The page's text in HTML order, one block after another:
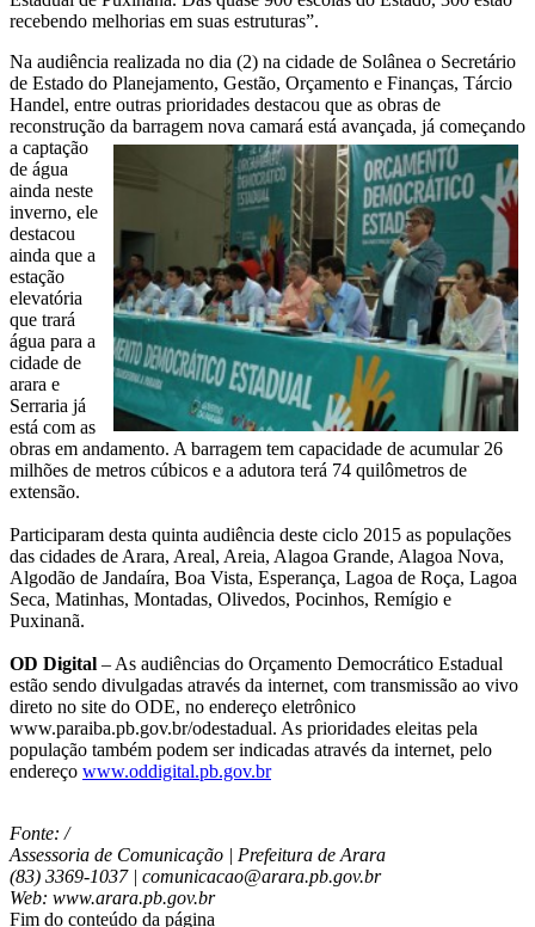
recebendo melhorias em suas estruturas”.
Na audiência realizada no dia (2) na cidade de Solânea o Secretário
de Estado do Planejamento, Gestão, Orçamento e Finanças, Tárcio
Handel, entre outras prioridades destacou que as obras de
reconstrução da barragem nova camará está avançada, já começando
a captação
de água
ainda neste
inverno, ele
destacou
ainda que a
estação
elevatória
que trará
água para a
cidade de
arara e
Serraria já
está com as
obras em andamento. A barragem tem capacidade de acumular 26
milhões de metros cúbicos e a adutora terá 74 quilômetros de
extensão.
Participaram desta quinta audiência deste ciclo 2015 as populações
das cidades de Arara, Areal, Areia, Alagoa Grande, Alagoa Nova,
Algodão de Jandaíra, Boa Vista, Esperança, Lagoa de Roça, Lagoa
Seca, Matinhas, Montadas, Olivedos, Pocinhos, Remígio e
Puxinanã.
OD Digital – As audiências do Orçamento Democrático Estadual
estão sendo divulgadas através da internet, com transmissão ao vivo
direto no site do ODE, no endereço eletrônico
www.paraiba.pb.gov.br/odestadual. As prioridades eleitas pela
população também podem ser indicadas através da internet, pelo
endereço www.oddigital.pb.gov.br
Fonte: /
Assessoria de Comunicação | Prefeitura de Arara
(83) 3369-1037 | comunicacao@arara.pb.gov.br
Web: www.arara.pb.gov.br
Fim do conteúdo da página